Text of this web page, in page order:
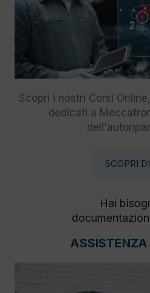
Scopri i nostri Corsi
dedicati a
SCOPRI
Hai
ASSISTENZA